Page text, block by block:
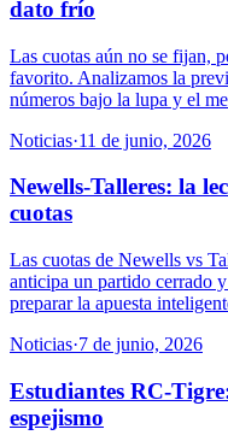
dato frío
Las cuotas aún no se fijan,
favorito. Analizamos la
números bajo la lupa y el
Noticias·11 de junio, 2026
Newells-Talleres: la
cuotas
Las cuotas de Newells vs
anticipa un partido cerrado
preparar la apuesta
Noticias·7 de junio, 2026
Estudiantes RC-
espejismo